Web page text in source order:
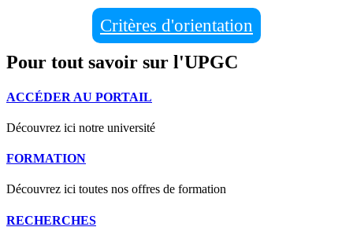
Critères d'orientation
Pour tout savoir sur l'UPGC
ACCÉDER AU PORTAIL
Découvrez ici notre université
FORMATION
Découvrez ici toutes nos offres de formation
RECHERCHES